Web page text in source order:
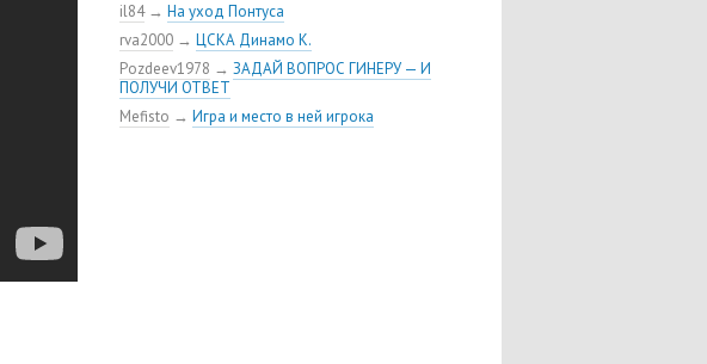
il84→ На уход Понтуса
rva2000 → ЦСКА Динамо К.
Pozdeev1978 → ЗАДАЙ ВОПРОС ГИНЕРУ — И
ПОЛУЧИ ОТВЕТ
Mefisto → Игра и место в ней игрока